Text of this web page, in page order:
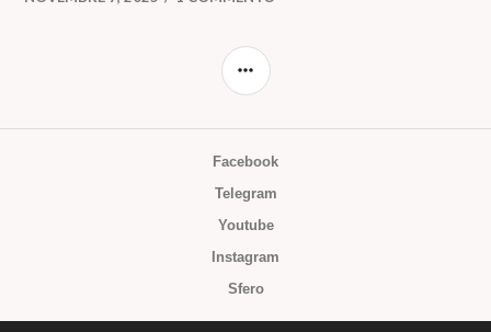
BARRA
Facebook
Telegram
Youtube
Instagram
Sfero